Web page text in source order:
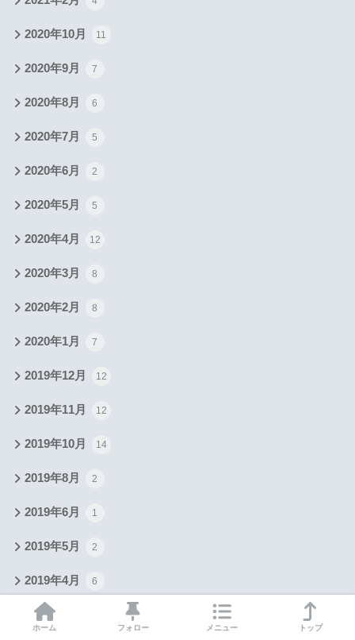
2020年10月 11
2020年9月 7
2020年8月 6
2020年7月 5
2020年6月 2
2020年5月 5
2020年4月 12
2020年3月 8
2020年2月 8
2020年1月 7
2019年12月 12
2019年11月 12
2019年10月 14
2019年8月 2
2019年6月 1
2019年5月 2
2019年4月 6
2019年3月
ホーム フォロー メニュー トップ